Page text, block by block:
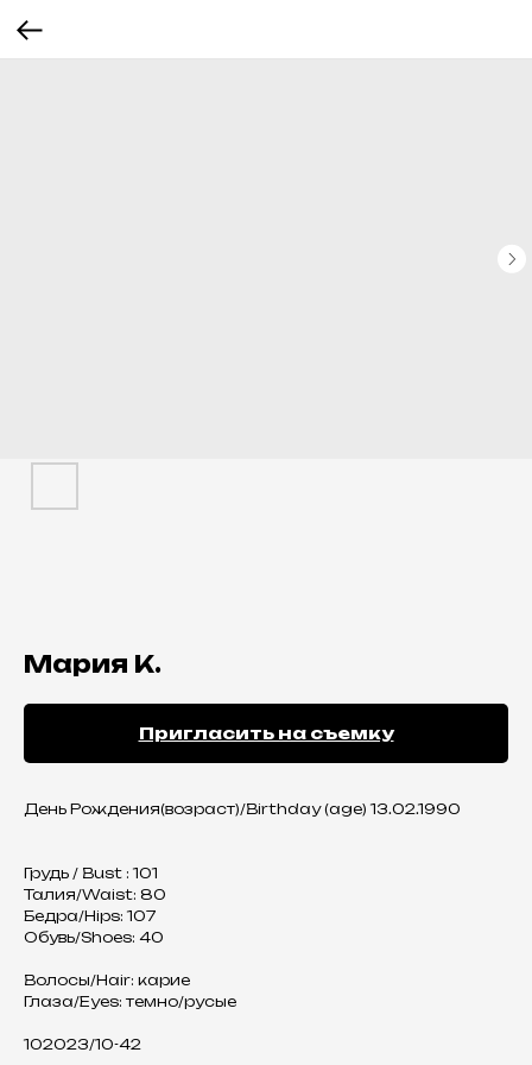
Мария К.
Пригласить на съемку
День Рождения(возраст)/Birthday (age) 13.02.1990
Грудь / Bust : 101
Талия/Waist: 80
Бедра/Hips: 107
Обувь/Shoes: 40
Волосы/Hair: карие
Глаза/Eyes: темно/русые
102023/10-42